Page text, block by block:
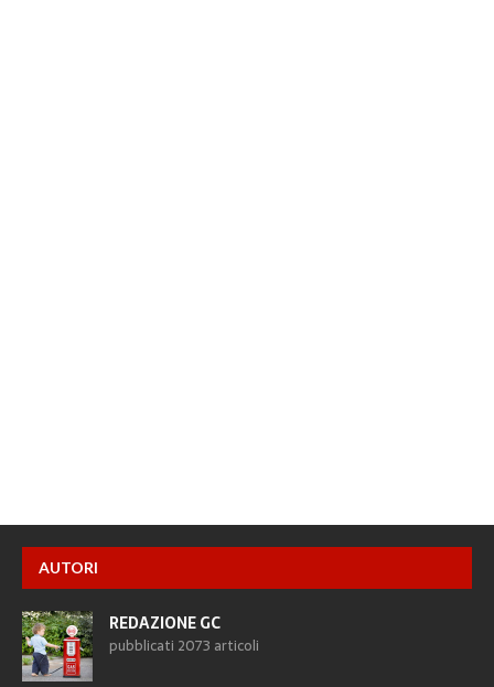
AUTORI
REDAZIONE GC
pubblicati 2073 articoli